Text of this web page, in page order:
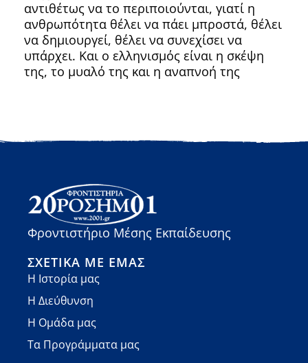
αντιθέτως να το περιποιούνται, γιατί η
ανθρωπότητα θέλει να πάει μπροστά, θέλει
να δημιουργεί, θέλει να συνεχίσει να
υπάρχει. Και ο ελληνισμός είναι η σκέψη
της, το μυαλό της και η αναπνοή της
Φροντιστήριο Μέσης Εκπαίδευσης
ΣΧΕΤΙΚΆ ΜΕ ΕΜΆΣ
Η Ιστορία μας
Η Διεύθυνση
Η Ομάδα μας
Τα Προγράμματα μας